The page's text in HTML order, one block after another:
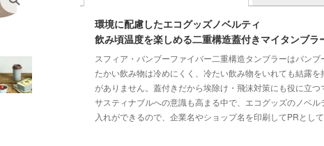
環境に配慮したエコグッズノベルティ
飲み頃温度を楽しめる二重構造蓋付きマイタンブラ
スフィア・バンブーファイバー二重構造タンブラーはバン
たかい飲み物は冷めにくく、冷たい飲み物をいれても結露
がありません。蓋付きだから埃除け・飛沫対策にも役に立つ
サスティナブルへの意識も高まる中で、エコグッズのノベ
入れができるので、企業名やショップ名を印刷してPRとし